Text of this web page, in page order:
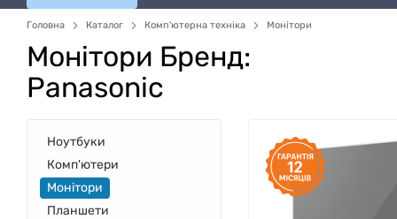
Головна Каталог Комп'ютерна техніка Монітори
Монітори Бренд:
Panasonic
Ноутбуки
Комп'ютери
Монітори
Планшети